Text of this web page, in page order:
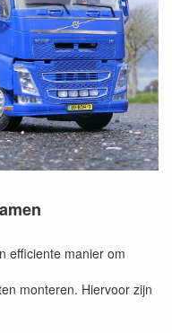
efficiente manier om
monteren. Hiervoor zijn